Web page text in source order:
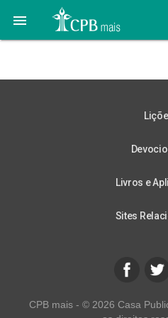

Livros e
Sites
CPB mais - © 2026 Casa